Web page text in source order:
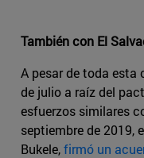
También con El
A pesar de toda esta
de julio a raíz del
esfuerzos similares
septiembre de 2019,
Bukele,firmó un